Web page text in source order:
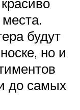
будут
но и
до самых